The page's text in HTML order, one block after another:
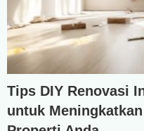
Tips DIY Renovasi
untuk